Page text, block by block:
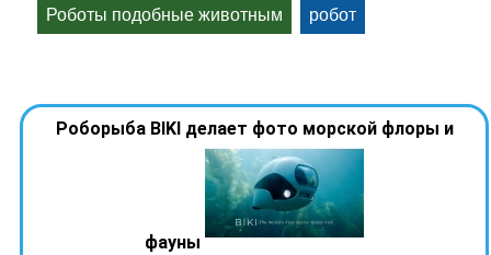
Роботы подобные животным робот
Роборыба BIKI делает фото морской флоры и
фауны